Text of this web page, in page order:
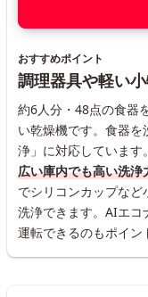
おすすめポイント
調理器具や軽い
約6人分・48点の食器
い乾燥機です。食器
浄」に対応しています。
広い庫内でも高い洗
でシリコンカップな
洗浄できます。AIエコ
運転できるのもポイン